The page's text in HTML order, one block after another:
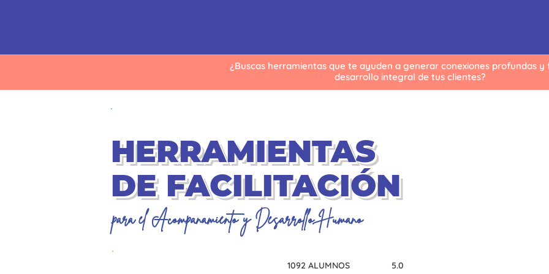
¿Buscas herramientas que te ayuden a generar conexiones profundas y
desarrollo integral de tus clientes?
HERRAMIENTAS
DE FACILITACIÓN
para el Acompañamiento y Desarrollo Humano
1092 ALUMNOS 5.0